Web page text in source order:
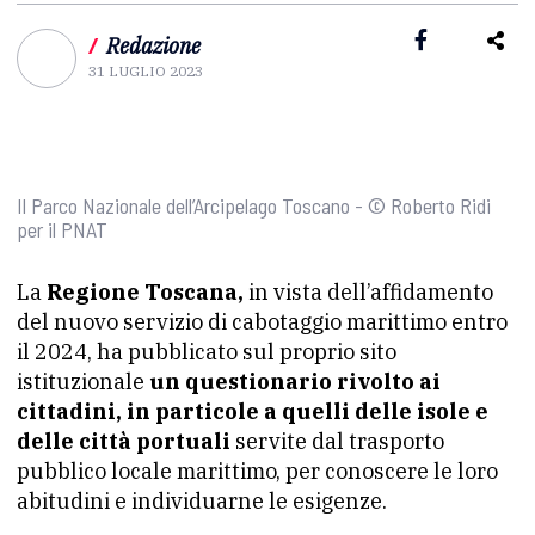
/ Redazione
31 LUGLIO 2023
Il Parco Nazionale dell’Arcipelago Toscano - © Roberto Ridi
per il PNAT
La Regione Toscana, in vista dell’affidamento
del nuovo servizio di cabotaggio marittimo entro
il 2024, ha pubblicato sul proprio sito
istituzionale un questionario rivolto ai
cittadini, in particole a quelli delle isole e
delle città portuali servite dal trasporto
pubblico locale marittimo, per conoscere le loro
abitudini e individuarne le esigenze.